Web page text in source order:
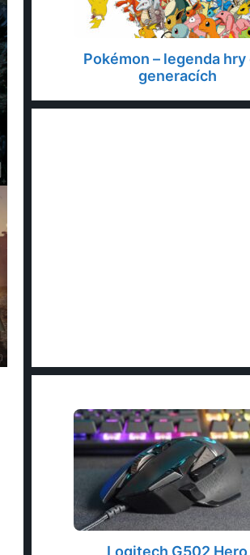
Pokémon – legenda hry
generacích
Logitech G502 Hero